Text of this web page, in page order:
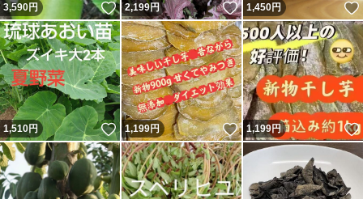
3,590円 いいね！
2,199円 いいね！
1,450円
1,510円 いいね！
1,199円 いいね！
1,199円